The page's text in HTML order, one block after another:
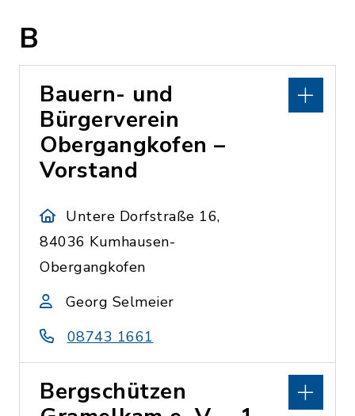
B
Bauern- und
Bürgerverein
Obergangkofen –
Vorstand
Untere Dorfstraße 16,
84036 Kumhausen-
Obergangkofen
Georg Selmeier
08743 1661
Bergschützen